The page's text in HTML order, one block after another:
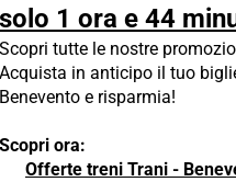
solo 1 ora e 44
Scopri tutte le nostre
Acquista in anticipo il tuo
Benevento e risparmia!
Scopri ora:
Offerte treni Trani -